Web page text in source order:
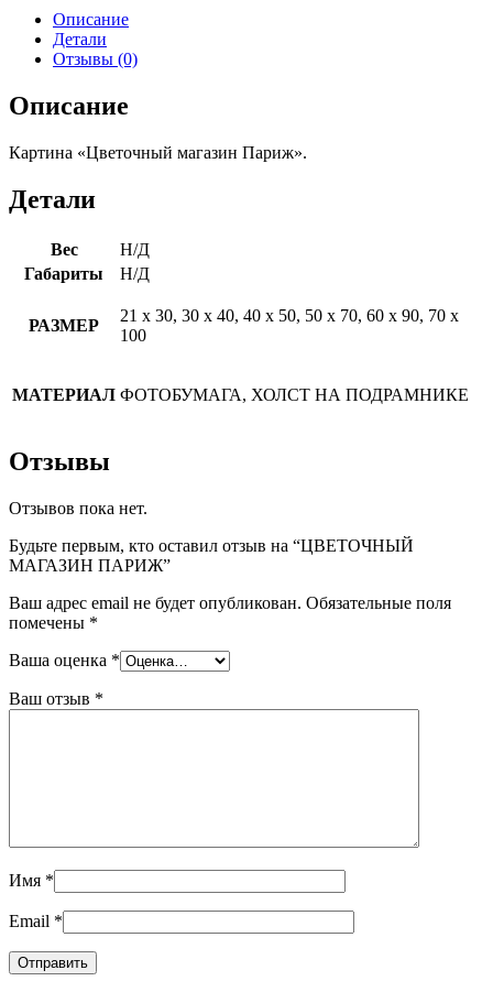
Описание
Детали
Отзывы (0)
Описание
Картина «Цветочный магазин Париж».
Детали
Вес
Н/Д
Габариты
Н/Д
РАЗМЕР
21 х 30, 30 х 40, 40 х 50, 50 х 70, 60 х 90, 70 х
100
МАТЕРИАЛ ФОТОБУМАГА, ХОЛСТ НА ПОДРАМНИКЕ
Отзывы
Отзывов пока нет.
Будьте первым, кто оставил отзыв на “ЦВЕТОЧНЫЙ
МАГАЗИН ПАРИЖ”
Ваш адрес email не будет опубликован. Обязательные поля
помечены *
Ваша оценка *
Ваш отзыв *
Имя *
Email *